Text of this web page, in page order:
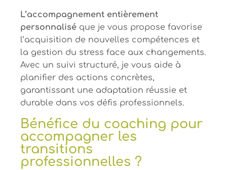
L’accompagnement entièrement
personnalisé que je vous propose favorise
l’acquisition de nouvelles compétences et
la gestion du stress face aux changements.
Avec un suivi structuré, je vous aide à
planifier des actions concrètes,
garantissant une adaptation réussie et
durable dans vos défis professionnels.
Bénéfice du coaching pour
accompagner les
transitions
professionnelles ?